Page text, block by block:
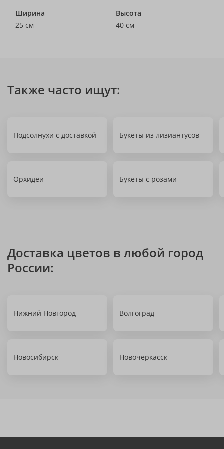
Ширина
25 см
Высота
40 см
Также часто ищут:
Подсолнухи с доставкой Букеты из лизиантусов
Орхидеи Букеты с розами
Доставка цветов в любой город
России:
Нижний Новгород Волгоград
Новосибирск Новочеркасск